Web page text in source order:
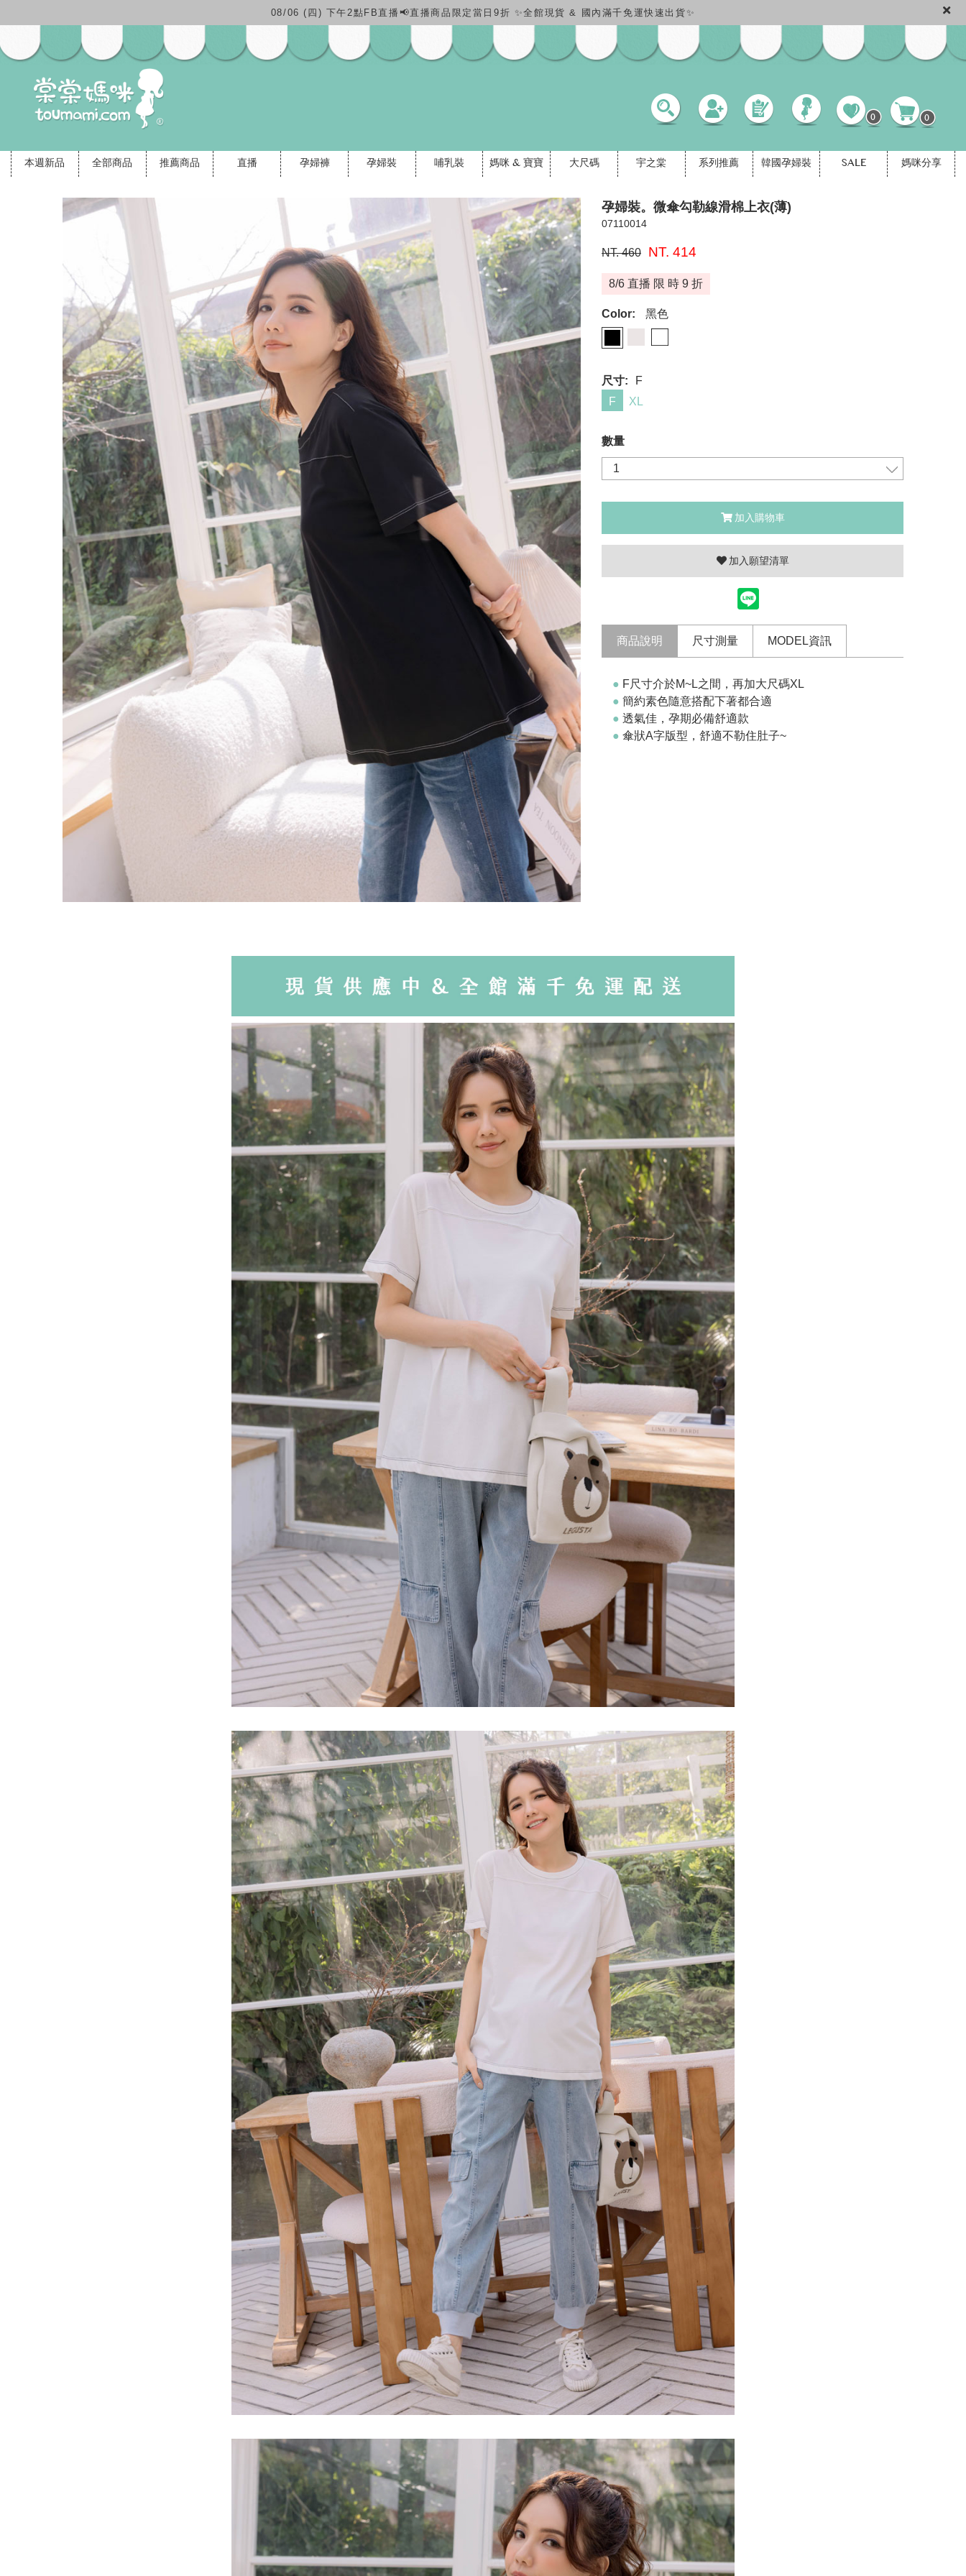
08/06 (四) 下午2點FB直播📢直播商品限定當日9折 ✨全館現貨 & 國內滿千免運快速出貨✨
0
0
本週新品 全部商品 推薦商品 直播 孕婦褲 孕婦裝 哺乳裝 媽咪 & 寶寶 大尺碼 宇之棠 系列推薦 韓國孕婦裝 SALE 媽咪分享
孕婦裝。微傘勾勒線滑棉上衣(薄)
07110014
NT. 460 NT. 414
8/6 直播 限 時 9 折
Color: 黑色
尺寸:
F
F
XL
數量
加入購物車
加入願望清單
商品說明 尺寸測量 MODEL資訊
● F尺寸介於M~L之間，再加大尺碼XL
● 簡約素色隨意搭配下著都合適
● 透氣佳，孕期必備舒適款
● 傘狀A字版型，舒適不勒住肚子~